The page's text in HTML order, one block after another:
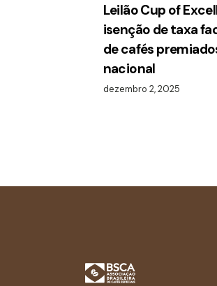
Leilão Cup of
isenção de taxa
de cafés
nacional
dezembro 2, 2025